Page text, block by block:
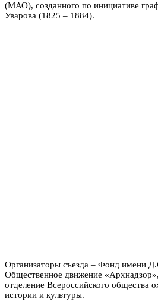
(МАО), созданного по инициативе
Уварова (1825 – 1884).
Организаторы съезда – Фонд имени
Общественное движение
отделение Всероссийского общества
истории и культуры.